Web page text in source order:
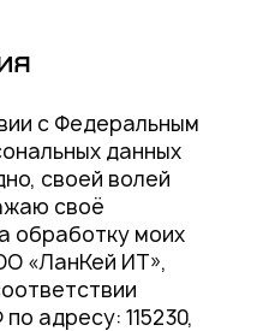
с Федеральным
данных
своей волей
своё
обработку моих
«ЛанКей ИТ»,
адресу: 115230,